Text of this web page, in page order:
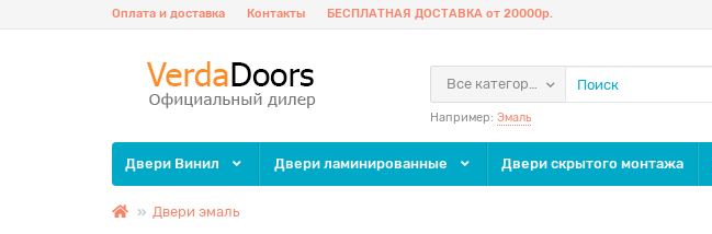
Оплата и доставка Контакты БЕСПЛАТНАЯ ДОСТАВКА от 20000р.
Все категории
Например: Эмаль
Двери Винил Двери ламинированные Двери скрытого монтажа
Двери эмаль